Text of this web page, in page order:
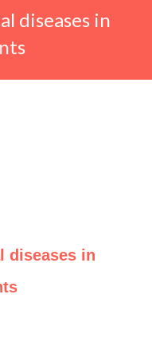
diseases in
diseases in